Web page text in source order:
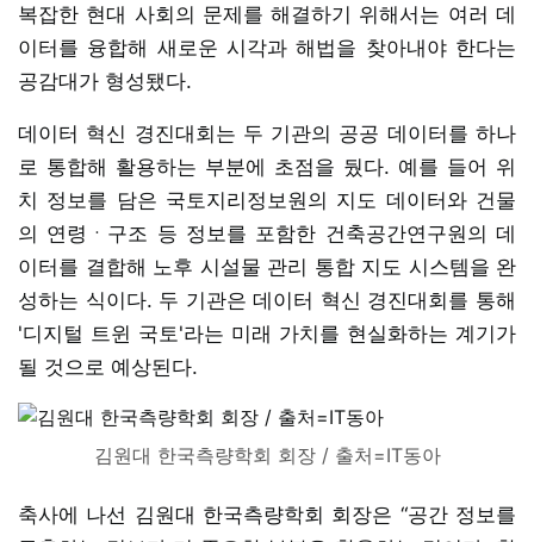
복잡한 현대 사회의 문제를 해결하기 위해서는 여러 데
이터를 융합해 새로운 시각과 해법을 찾아내야 한다는
공감대가 형성됐다.
데이터 혁신 경진대회는 두 기관의 공공 데이터를 하나
로 통합해 활용하는 부분에 초점을 뒀다. 예를 들어 위
치 정보를 담은 국토지리정보원의 지도 데이터와 건물
의 연령ㆍ구조 등 정보를 포함한 건축공간연구원의 데
이터를 결합해 노후 시설물 관리 통합 지도 시스템을 완
성하는 식이다. 두 기관은 데이터 혁신 경진대회를 통해
'디지털 트윈 국토'라는 미래 가치를 현실화하는 계기가
될 것으로 예상된다.
김원대 한국측량학회 회장 / 출처=IT동아
축사에 나선 김원대 한국측량학회 회장은 “공간 정보를